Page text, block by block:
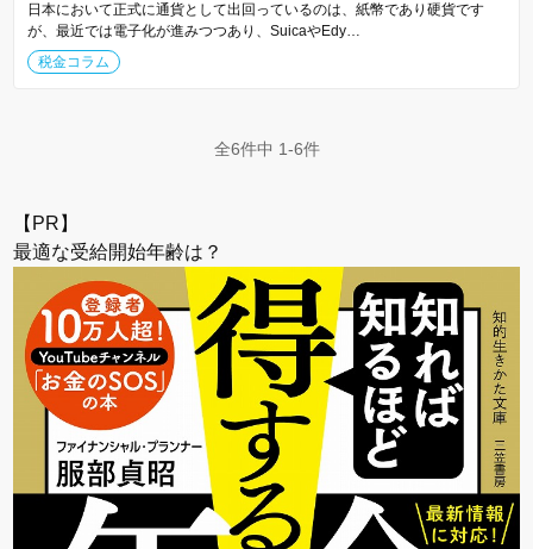
日本において正式に通貨として出回っているのは、紙幣であり硬貨です
が、最近では電子化が進みつつあり、SuicaやEdy…
税金コラム
全6件中 1-6件
【PR】
最適な受給開始年齢は？